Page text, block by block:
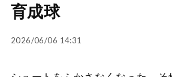
育成球
2026/06/06 14:31